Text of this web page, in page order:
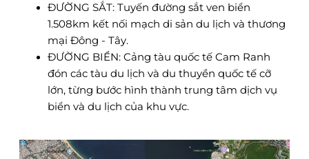
ĐƯỜNG SẮT: Tuyến đường sắt ven biển
1.508km kết nối mạch di sản du lịch và thương
mại Đông - Tây.
ĐƯỜNG BIỂN: Cảng tàu quốc tế Cam Ranh
đón các tàu du lịch và du thuyền quốc tế cỡ
lớn, từng bước hình thành trung tâm dịch vụ
biển và du lịch của khu vực.